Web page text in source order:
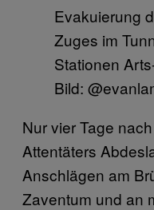
Evakuierung
Zuges im
Stationen
Bild:
Nur vier Tage
Attentäters
Anschlägen am
Zaventum und an